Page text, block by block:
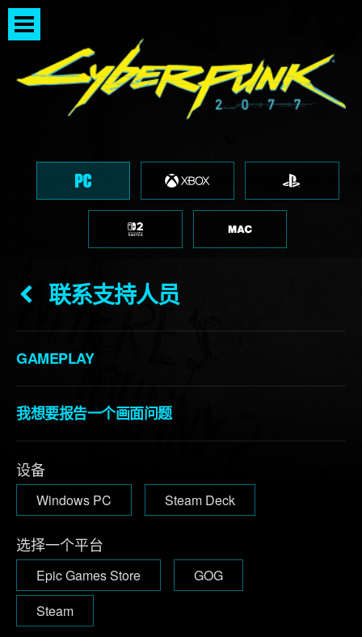
联系支持人员
GAMEPLAY
我想要报告一个画面问题
设备
Windows PC Steam Deck
选择一个平台
Epic Games Store
GOG
Steam